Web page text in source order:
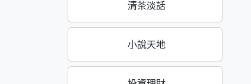
清茶淡話
小說天地